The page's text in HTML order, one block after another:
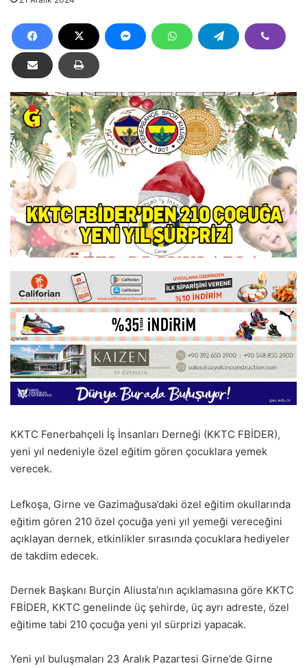
KKTC Fenerbahçeli İş İnsanları Derneği (KKTC FBİDER),
yeni yıl nedeniyle özel eğitim gören çocuklara yemek
verecek.
Lefkoşa, Girne ve Gazimağusa’daki özel eğitim okullarında
eğitim gören 210 özel çocuğa yeni yıl yemeği vereceğini
açıklayan dernek, etkinlikler sırasında çocuklara hediyeler
de takdim edecek.
Dernek Başkanı Burçin Aliusta’nın açıklamasına göre KKTC
FBİDER, KKTC genelinde üç şehirde, üç ayrı adreste, özel
eğitime tabi 210 çocuğa yeni yıl sürprizi yapacak.
Yeni yıl buluşmaları 23 Aralık Pazartesi Girne’de Girne